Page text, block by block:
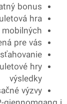
bonus
hra
mobilných
pre vás
hry
výsledky
výzvy